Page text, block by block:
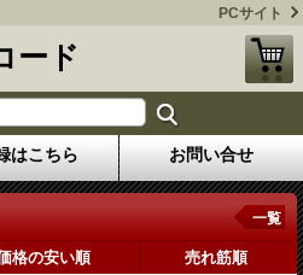
PCサイト
ード
はこちら お問い合せ
一覧
格の安い順 売れ筋順